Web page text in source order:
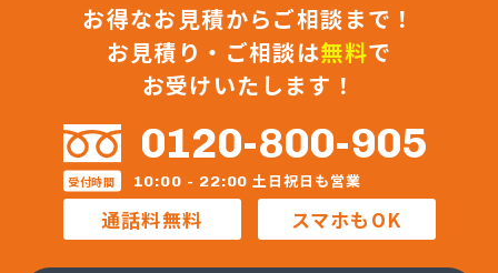
(株)総プロ
(株)中山石油
(株)中島商事
(株)長峰商店
(株)塚本商事
(株)田崎工業
(株)田中燃料店
(株)渡辺石油
(株)東和
お得なお見積からご相談まで！
お見積り・ご相談は無料で
お受けいたします！
0120-800-905
受付時間 10:00 - 22:00 土日祝日も営業
通話料無料 スマホもOK